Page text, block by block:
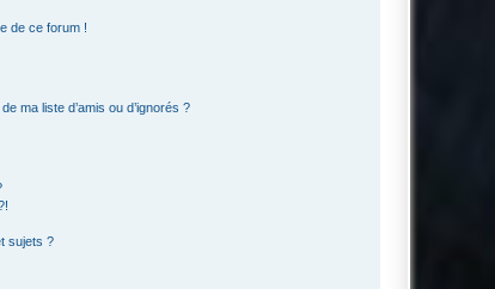
de ce forum !
ma liste d’amis ou d’ignorés ?
sujets ?